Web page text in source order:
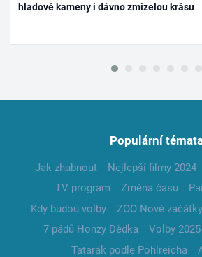
hladové kameny i dávno zmizelou krásu
Populární
Jak zhubnout Nejlepší filmy 2024
TV program
Změna času
Kdy budou volby
ZOO Nové začátky
7 pádů Honzy Dědka
Volby 2025
Tatarák podle Pohlreicha